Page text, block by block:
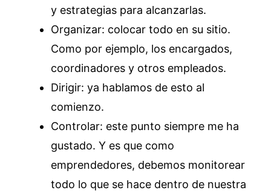
y estrategias para alcanzarlas.
Organizar: colocar todo en su sitio.
Como por ejemplo, los encargados,
coordinadores y otros empleados.
Dirigir: ya hablamos de esto al
comienzo.
Controlar: este punto siempre me ha
gustado. Y es que como
emprendedores, debemos monitorear
todo lo que se hace dentro de nuestra